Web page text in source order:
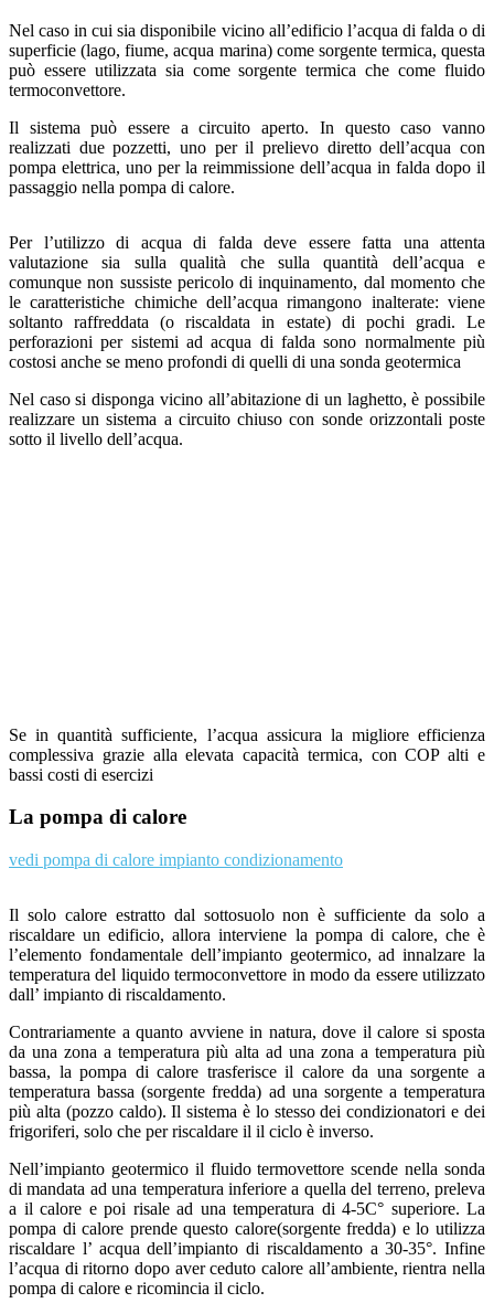
Nel caso in cui sia disponibile vicino all’edificio l’acqua di falda o di
superficie (lago, fiume, acqua marina) come sorgente termica, questa
può essere utilizzata sia come sorgente termica che come fluido
termoconvettore.
Il sistema può essere a circuito aperto. In questo caso vanno
realizzati due pozzetti, uno per il prelievo diretto dell’acqua con
pompa elettrica, uno per la reimmissione dell’acqua in falda dopo il
passaggio nella pompa di calore.
Per l’utilizzo di acqua di falda deve essere fatta una attenta
valutazione sia sulla qualità che sulla quantità dell’acqua e
comunque non sussiste pericolo di inquinamento, dal momento che
le caratteristiche chimiche dell’acqua rimangono inalterate: viene
soltanto raffreddata (o riscaldata in estate) di pochi gradi.
Le
perforazioni per sistemi ad acqua di falda sono normalmente più
costosi anche se meno profondi di quelli di una sonda geotermica
Nel caso si disponga vicino all’abitazione di un laghetto, è possibile
realizzare un sistema a circuito chiuso con sonde orizzontali poste
sotto il livello dell’acqua.
Se in quantità sufficiente, l’acqua assicura la migliore efficienza
complessiva grazie alla elevata capacità termica, con COP alti e
bassi costi di esercizi
La pompa di calore
vedi pompa di calore impianto condizionamento
Il solo calore estratto dal sottosuolo non è sufficiente da solo a
riscaldare un edificio, allora interviene la pompa di calore, che è
l’elemento fondamentale dell’impianto geotermico, ad innalzare la
temperatura del liquido termoconvettore in modo da essere utilizzato
dall’ impianto di riscaldamento.
Contrariamente a quanto avviene in natura, dove il calore si sposta
da una zona a temperatura più alta ad una zona a temperatura più
bassa, la pompa di calore trasferisce il calore da una sorgente a
temperatura bassa (sorgente fredda) ad una sorgente a temperatura
più alta (pozzo caldo). Il sistema è lo stesso dei condizionatori e dei
frigoriferi, solo che per riscaldare il il ciclo è inverso.
Nell’impianto geotermico il fluido termovettore scende nella sonda
di mandata ad una temperatura inferiore a quella del terreno, preleva
a il calore e poi risale ad una temperatura di 4-5C° superiore. La
pompa di calore prende questo calore(sorgente fredda) e lo utilizza
riscaldare l’ acqua dell’impianto di riscaldamento a 30-35°. Infine
l’acqua di ritorno dopo aver ceduto calore all’ambiente, rientra nella
pompa di calore e ricomincia il ciclo.